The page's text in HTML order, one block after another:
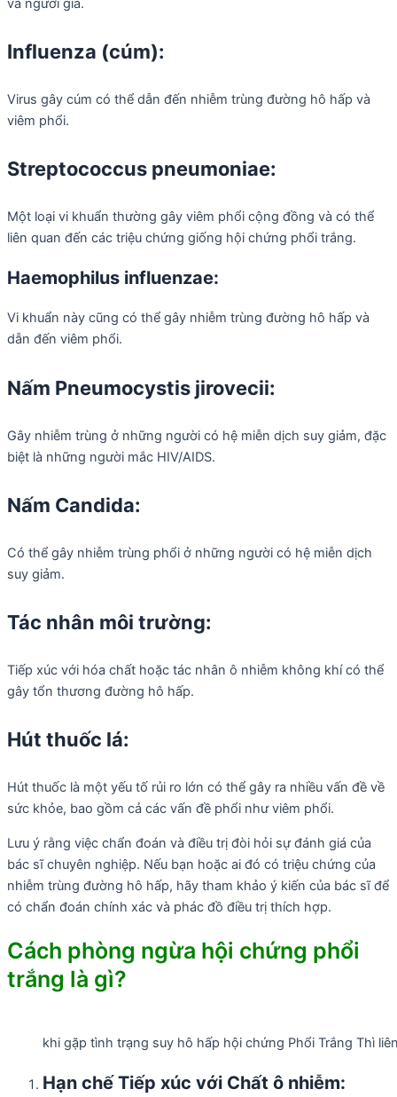
và người già.
Influenza (cúm):
Virus gây cúm có thể dẫn đến nhiễm trùng đường hô hấp và
viêm phổi.
Streptococcus pneumoniae:
Một loại vi khuẩn thường gây viêm phổi cộng đồng và có thể
liên quan đến các triệu chứng giống hội chứng phổi trắng.
Haemophilus influenzae:
Vi khuẩn này cũng có thể gây nhiễm trùng đường hô hấp và
dẫn đến viêm phổi.
Nấm Pneumocystis jirovecii:
Gây nhiễm trùng ở những người có hệ miễn dịch suy giảm, đặc
biệt là những người mắc HIV/AIDS.
Nấm Candida:
Có thể gây nhiễm trùng phổi ở những người có hệ miễn dịch
suy giảm.
Tác nhân môi trường:
Tiếp xúc với hóa chất hoặc tác nhân ô nhiễm không khí có thể
gây tổn thương đường hô hấp.
Hút thuốc lá:
Hút thuốc là một yếu tố rủi ro lớn có thể gây ra nhiều vấn đề về
sức khỏe, bao gồm cả các vấn đề phổi như viêm phổi.
Lưu ý rằng việc chẩn đoán và điều trị đòi hỏi sự đánh giá của
bác sĩ chuyên nghiệp. Nếu bạn hoặc ai đó có triệu chứng của
nhiễm trùng đường hô hấp, hãy tham khảo ý kiến của bác sĩ để
có chẩn đoán chính xác và phác đồ điều trị thích hợp.
Cách phòng ngừa hội chứng phổi
trắng là gì?
khi gặp tình trạng suy hô hấp hội chứng Phổi Trắng Thì
Hạn chế Tiếp xúc với Chất ô nhiễm: